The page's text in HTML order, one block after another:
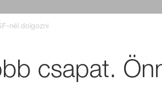
nél dolgozni
csapat.